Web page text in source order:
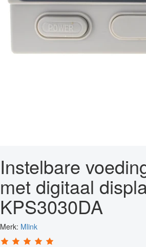
Instelbare
met digitaal
KPS3030DA
Merk: Mlink